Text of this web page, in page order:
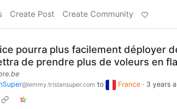
Create Post Create Community
pourra plus facilement déployer
de prendre plus de voleurs en
@lemmy.tristansuper.com to France · 3 years